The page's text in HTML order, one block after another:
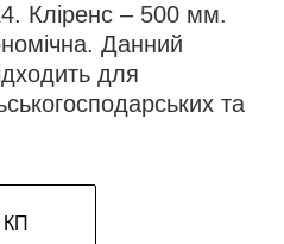
Кліренс – 500 мм.
Данний
для
та